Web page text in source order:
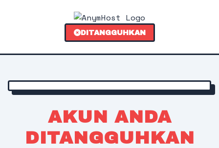
DITANGGUHKAN
AKUN ANDA
DITANGGUHKAN